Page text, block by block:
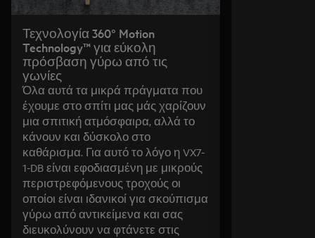
Τεχνολογία 360° Motion
Technology™ για εύκολη
πρόσβαση γύρω από τις
γωνίες
Όλα αυτά τα μικρά πράγματα που
έχουμε στο σπίτι μας μάς χαρίζουν
μια σπιτική ατμόσφαιρα, αλλά το
κάνουν και δύσκολο στο
καθάρισμα. Για αυτό το λόγο η VX7-
1-DB είναι εφοδιασμένη με μικρούς
περιστρεφόμενους τροχούς οι
οποίοι είναι ιδανικοί για σκούπισμα
γύρω από αντικείμενα και σας
διευκολύνουν να φτάνετε στις